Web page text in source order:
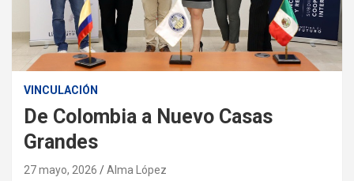
VINCULACIÓN
De Colombia a Nuevo Casas
Grandes
27 mayo, 2026 Alma López